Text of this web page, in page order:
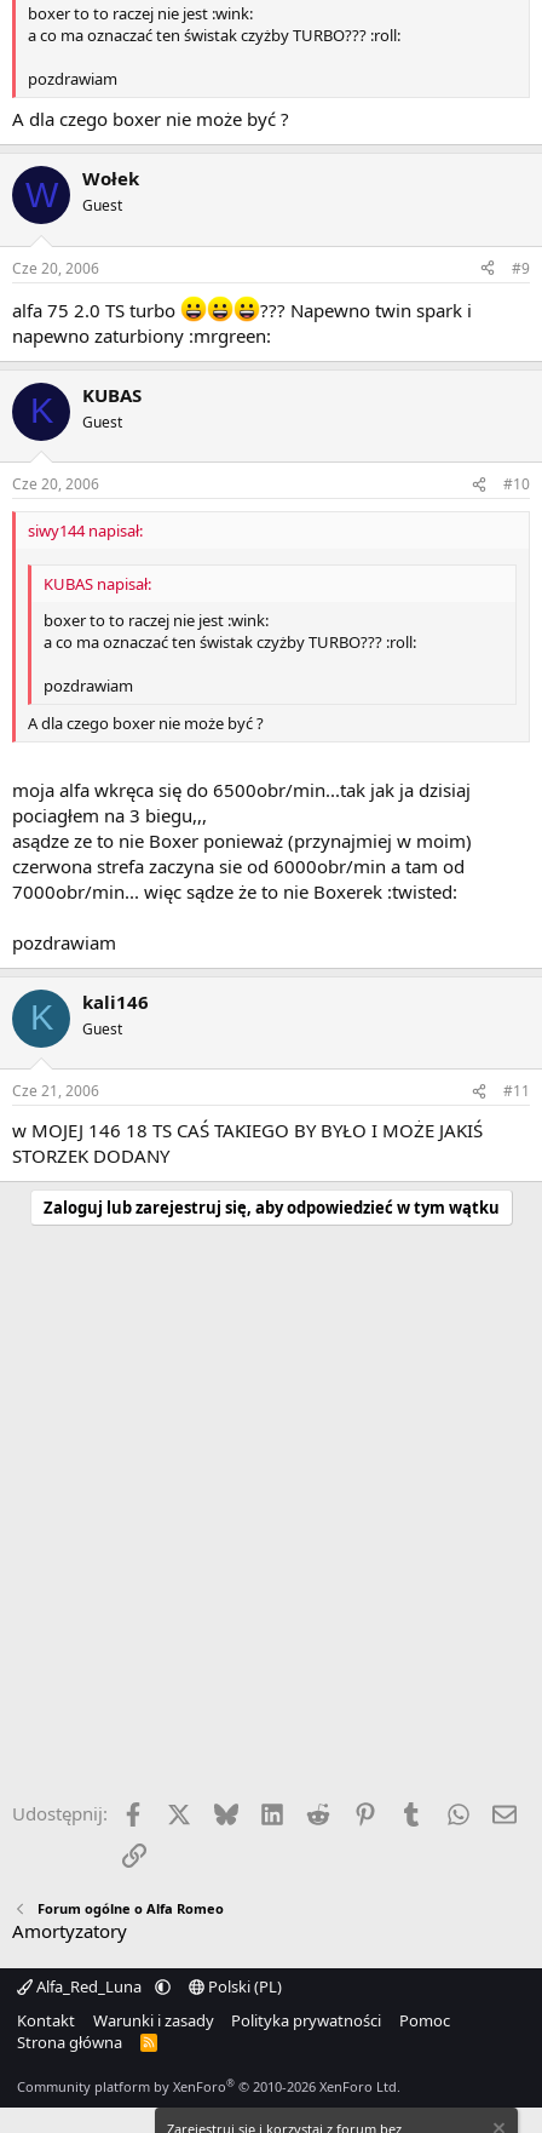
boxer to to raczej nie jest :wink:
a co ma oznaczać ten świstak czyżby TURBO??? :roll:
pozdrawiam
A dla czego boxer nie może być ?
W Wołek
Guest
Cze 20, 2006 #9
alfa 75 2.0 TS turbo
??? Napewno twin spark i
napewno zaturbiony :mrgreen:
K KUBAS
Guest
Cze 20, 2006 #10
siwy144 napisał:
KUBAS napisał:
boxer to to raczej nie jest :wink:
a co ma oznaczać ten świstak czyżby TURBO??? :roll:
pozdrawiam
A dla czego boxer nie może być ?
moja alfa wkręca się do 6500obr/min...tak jak ja dzisiaj
pociagłem na 3 biegu,,,
asądze ze to nie Boxer ponieważ (przynajmiej w moim)
czerwona strefa zaczyna sie od 6000obr/min a tam od
7000obr/min... więc sądze że to nie Boxerek :twisted:
pozdrawiam
K kali146
Guest
Cze 21, 2006 #11
w MOJEJ 146 18 TS CAŚ TAKIEGO BY BYŁO I MOŻE JAKIŚ
STORZEK DODANY
Zaloguj lub zarejestruj się, aby odpowiedzieć w tym wątku
Udostępnij: Facebook Bluesky LinkedInReddit PinterestTumblr
Link
Forum ogólne o Alfa Romeo
Amortyzatory
Alfa_Red_Luna
Polski (PL)
Kontakt
Warunki i zasady Polityka prywatności
Pomoc
Strona główna
R
Community platform by XenForo® © 2010-2026 XenForo Ltd.
Zarejestruj się i korzystaj z forum bez